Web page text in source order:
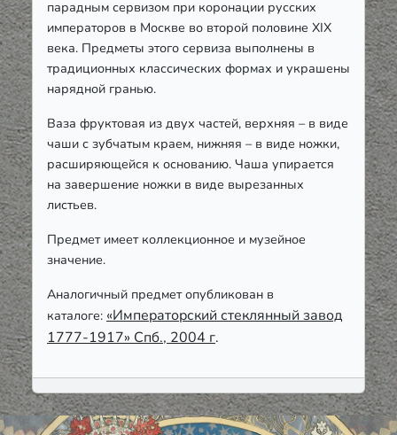
парадным сервизом при коронации русских
императоров в Москве во второй половине ХIХ
века. Предметы этого сервиза выполнены в
традиционных классических формах и украшены
нарядной гранью.
Ваза фруктовая из двух частей, верхняя – в виде
чаши с зубчатым краем, нижняя – в виде ножки,
расширяющейся к основанию. Чаша упирается
на завершение ножки в виде вырезанных
листьев.
Предмет имеет коллекционное и музейное
значение.
Аналогичный предмет опубликован в
каталоге: «Императорский стеклянный завод
1777-1917» Спб., 2004 г.